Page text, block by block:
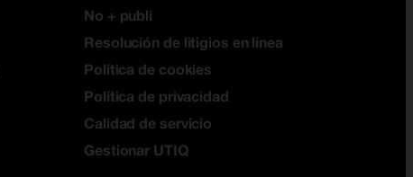
No + publi
Resolución de litigios en línea
Política de cookies
Política de privacidad
Calidad de servicio
Gestionar UTIQ